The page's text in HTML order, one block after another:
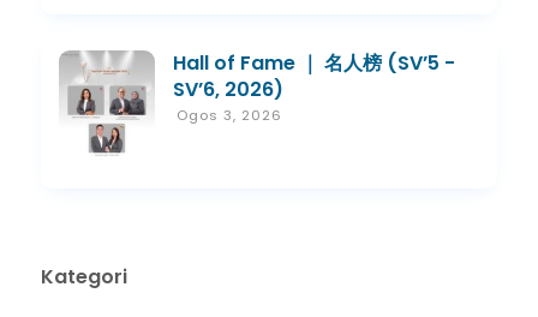
Hall of Fame ｜ 名人榜 (SV’5 -
SV’6, 2026)
Ogos 3, 2026
Kategori